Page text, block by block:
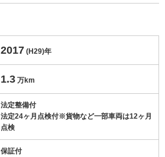
2017 (H29)年
1.3 万km
法定整備付
法定24ヶ月点検付※貨物など一部車両は12ヶ月
点検
保証付